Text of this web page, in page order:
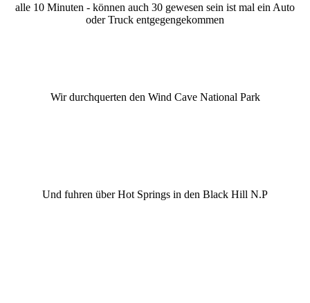
alle 10 Minuten - können auch 30 gewesen sein ist mal ein Auto
oder Truck entgegengekommen
Wir durchquerten den Wind Cave National Park
Und fuhren über Hot Springs in den Black Hill N.P